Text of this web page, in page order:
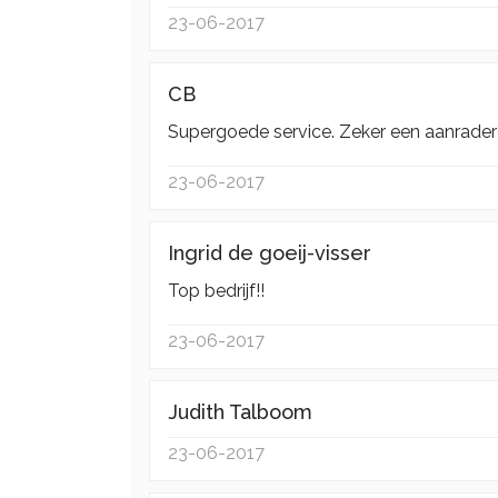
23-06-2017
CB
Supergoede service. Zeker een
23-06-2017
Ingrid de goeij-visser
Top bedrijf!!
23-06-2017
Judith Talboom
23-06-2017